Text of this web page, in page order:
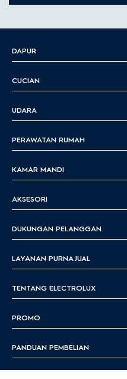
DAPUR
CUCIAN
UDARA
PERAWATAN RUMAH
KAMAR MANDI
AKSESORI
DUKUNGAN PELANGGAN
LAYANAN PURNA JUAL
TENTANG ELECTROLUX
PROMO
PANDUAN PEMBELIAN